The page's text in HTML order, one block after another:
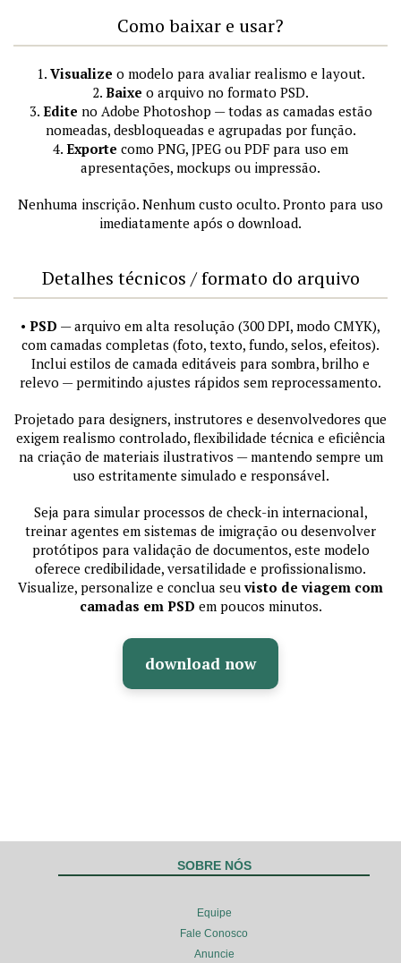
Como baixar e usar?
1. Visualize o modelo para avaliar realismo e layout.
2. Baixe o arquivo no formato PSD.
3. Edite no Adobe Photoshop — todas as camadas estão
nomeadas, desbloqueadas e agrupadas por função.
4. Exporte como PNG, JPEG ou PDF para uso em
apresentações, mockups ou impressão.
Nenhuma inscrição. Nenhum custo oculto. Pronto para uso
imediatamente após o download.
Detalhes técnicos / formato do arquivo
• PSD — arquivo em alta resolução (300 DPI, modo CMYK),
com camadas completas (foto, texto, fundo, selos, efeitos).
Inclui estilos de camada editáveis para sombra, brilho e
relevo — permitindo ajustes rápidos sem reprocessamento.
Projetado para designers, instrutores e desenvolvedores que
exigem realismo controlado, flexibilidade técnica e eficiência
na criação de materiais ilustrativos — mantendo sempre um
uso estritamente simulado e responsável.
Seja para simular processos de check-in internacional,
treinar agentes em sistemas de imigração ou desenvolver
protótipos para validação de documentos, este modelo
oferece credibilidade, versatilidade e profissionalismo.
Visualize, personalize e conclua seuvisto de viagem com
camadas em PSD em poucos minutos.
download now
SOBRE NÓS
Equipe
Fale Conosco
Anuncie